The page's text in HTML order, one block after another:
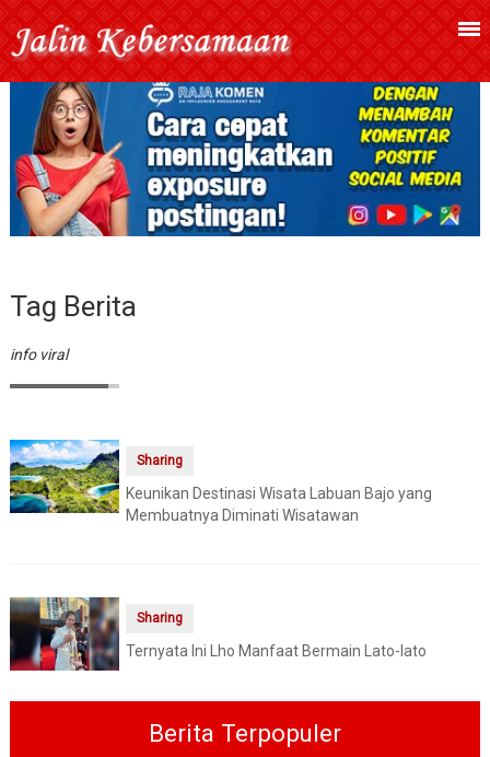
Tag Berita
info viral
Sharing
Keunikan Destinasi Wisata Labuan Bajo yang
Membuatnya Diminati Wisatawan
Sharing
Ternyata Ini Lho Manfaat Bermain Lato-lato
Berita Terpopuler